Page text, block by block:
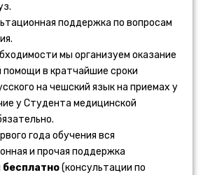
поддержка по вопросам
мы организуем оказание
помощи в кратчайшие сроки
на чешский язык на приемах у
у Студента медицинской
года обучения вся
и прочая поддержка
бесплатно(консультации по